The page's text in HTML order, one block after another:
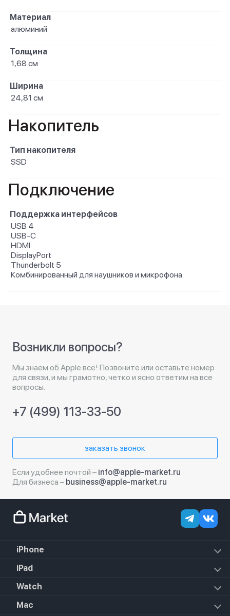
Материал
алюминий
Толщина
1,68 см
Ширина
24,81 см
Накопитель
Тип накопителя
SSD
Подключение
Поддержка интерфейсов
USB 4
USB-C
HDMI
DisplayPort
Thunderbolt 5
Комбинированный для наушников и микрофона
Возникли вопросы?
Мы знаем об Apple все! Позвоните или оставьте номер
для связи, и мы грамотно, четко и ясно ответим на все
вопросы.
+7 (499) 113-33-50
заказать звонок
Если удобнее почтой – info@apple-market.ru
Для бизнеса – business@apple-market.ru
iPhone
iPhone 18 Pro Max
iPhone 18
iPhone 17 Pro Max
iPad
iPad Air (2022)
iPad 10.2 (2021)
Watch
Apple Watch Hermes Series 11
Mac